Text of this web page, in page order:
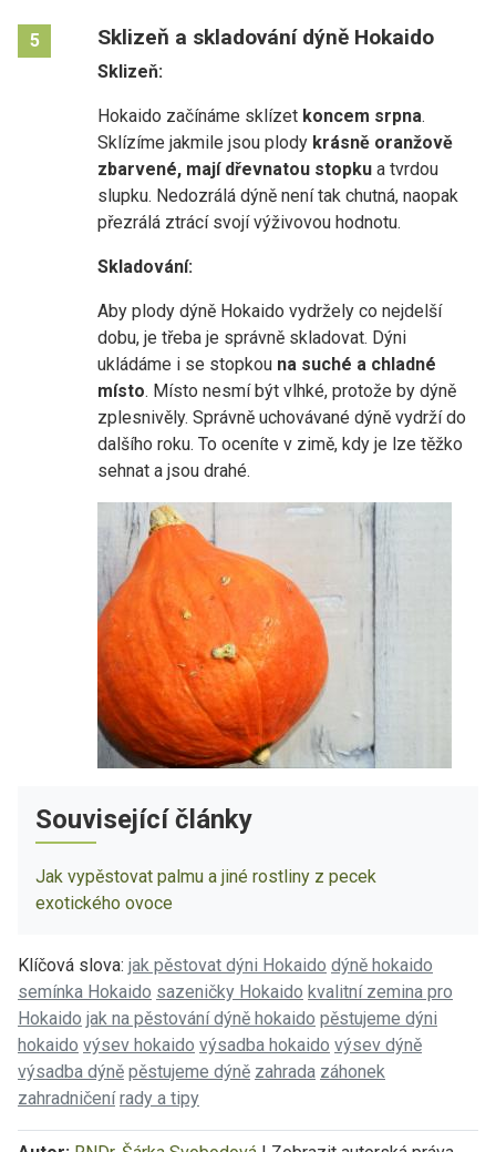
5 Sklizeň a skladování dýně Hokaido
Sklizeň:
Hokaido začínáme sklízet koncem srpna.
Sklízíme jakmile jsou plody krásně oranžově
zbarvené, mají dřevnatou stopku a tvrdou
slupku. Nedozrálá dýně není tak chutná, naopak
přezrálá ztrácí svojí výživovou hodnotu.
Skladování:
Aby plody dýně Hokaido vydržely co nejdelší
dobu, je třeba je správně skladovat. Dýni
ukládáme i se stopkou na suché a chladné
místo. Místo nesmí být vlhké, protože by dýně
zplesnivěly. Správně uchovávané dýně vydrží do
dalšího roku. To oceníte v zimě, kdy je lze těžko
sehnat a jsou drahé.
Související články
Jak vypěstovat palmu a jiné rostliny z pecek
exotického ovoce
Klíčová slova: jak pěstovat dýni Hokaido dýně hokaido
semínka Hokaido sazeničky Hokaido kvalitní zemina pro
Hokaido jak na pěstování dýně hokaido pěstujeme dýni
hokaido výsev hokaido výsadba hokaido výsev dýně
výsadba dýně pěstujeme dýně zahrada záhonek
zahradničení rady a tipy